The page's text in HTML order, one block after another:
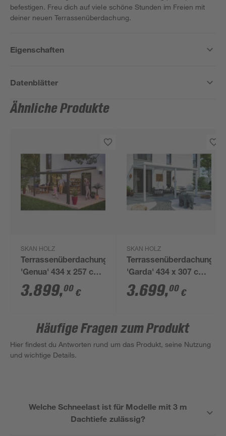
befestigen. Freu dich auf viele schöne Stunden im Freien mit
deiner neuen Terrassenüberdachung.
Eigenschaften
Datenblätter
Ähnliche Produkte
SKAN HOLZ
Terrassenüberdachung
'Genua' 434 x 257 cm
Aluminium
Doppelstegplatten
3.899,00 €
SKAN HOLZ
Terrassenüberdachung
'Garda' 434 x 307 cm
Aluminium
Doppelstegplatten
3.699,00 €
Häufige Fragen zum Produkt
Hier findest du Antworten rund um das Produkt, seine Nutzung
und wichtige Details.
Welche Schneelast ist für Modelle mit 3 m
Dachtiefe zulässig?